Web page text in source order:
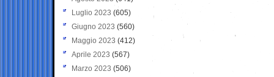
Luglio 2023 (605)
Giugno 2023 (560)
Maggio 2023 (412)
Aprile 2023 (567)
Marzo 2023 (506)